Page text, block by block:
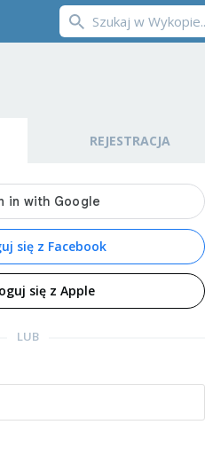
REJESTRACJA
się z Facebook
się z Apple
LUB